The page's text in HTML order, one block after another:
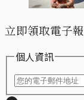
立即領取電子報
個人資訊